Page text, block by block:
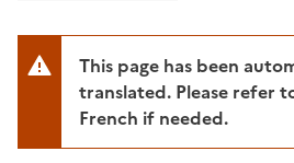
This page has been automatically
translated. Please refer
French if needed.